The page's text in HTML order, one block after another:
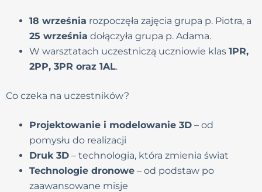
18 września rozpoczęła zajęcia grupa p. Piotra, a
25 września dołączyła grupa p. Adama.
W warsztatach uczestniczą uczniowie klas 1PR,
2PP, 3PR oraz 1AL.
Co czeka na uczestników?
Projektowanie i modelowanie 3D – od
pomysłu do realizacji
Druk 3D – technologia, która zmienia świat
Technologie dronowe – od podstaw po
zaawansowane misje